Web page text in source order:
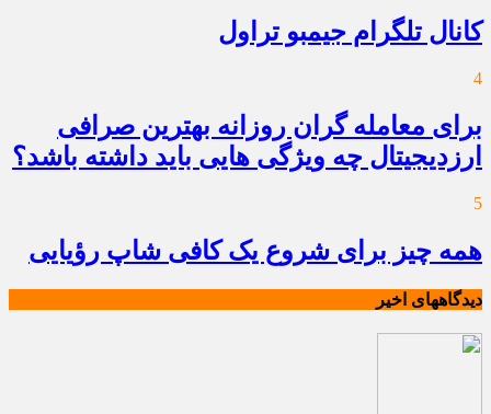
کانال تلگرام جیمبو تراول
4
برای معامله گران روزانه بهترین صرافی
ارزدیجیتال چه ویژگی هایی باید داشته باشد؟
5
همه چیز برای شروع یک کافی شاپ رؤیایی
دیدگاههای اخیر